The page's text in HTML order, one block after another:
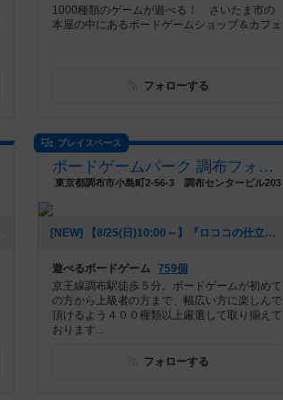
1000種類のゲームが遊べる！ さいたま市の
本屋の中にあるボードゲームショップ＆カフェ
フォローする
プレイスペース
ボードゲームパーク 調布フォックス
東京都調布市小島町2-56-3 調布センタービル203
[NEW] 【8/25(日)10:00～】『ロココの仕立屋(豪華版)』（2024年08月24日 17時44分）
遊べるボードゲーム 759個
京王線調布駅徒歩５分。ボードゲームが初めて
の方から上級者の方まで、幅広い方に楽しんで
頂けるよう４００種類以上厳選して取り揃えて
おります...
フォローする